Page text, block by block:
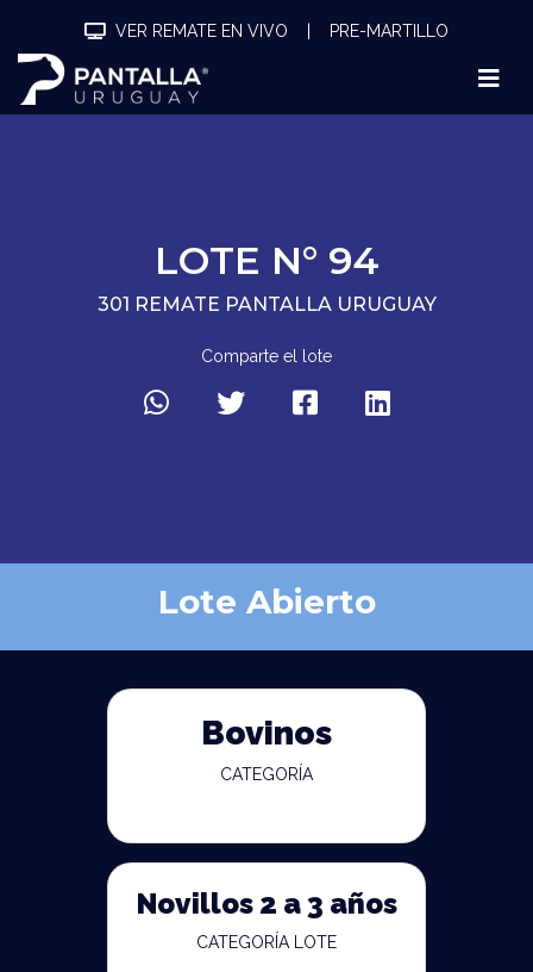
VER REMATE EN VIVO PRE-MARTILLO
LOTE N° 94
301 REMATE PANTALLA URUGUAY
Comparte el lote
Lote Abierto
Bovinos
CATEGORÍA
Novillos 2 a 3 años
CATEGORÍA LOTE